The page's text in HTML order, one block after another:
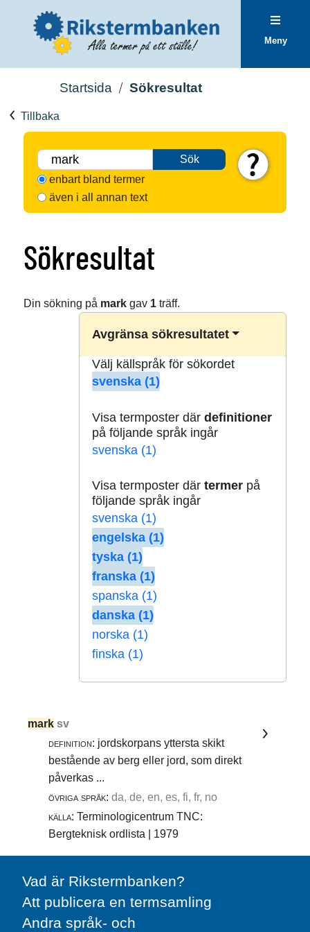
Meny
Startsida Sökresultat
Tillbaka
Sök
enbart bland termer
även i all annan text
Sökresultat
Din sökning på markgav 1träff.
Avgränsa sökresultatet
Välj källspråk för sökordet
svenska (1)
Visa termposter där definitioner
på följande språk ingår
svenska (1)
Visa termposter där termerpå
följande språk ingår
svenska (1)
engelska (1)
tyska (1)
franska (1)
spanska (1)
danska (1)
norska (1)
finska (1)
mark sv
definition: jordskorpans yttersta skikt
bestående av berg eller jord, som direkt
påverkas ...
övriga språk: da, de, en, es, fi, fr, no
källa: Terminologicentrum TNC:
Bergteknisk ordlista | 1979
Vad är Rikstermbanken?
Att publicera en termsamling
Andra språk- och